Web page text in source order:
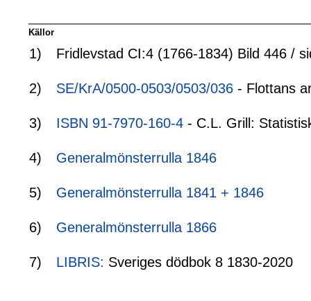
Källor
1) Fridlevstad CI:4 (1766-1834) Bild 446 /
2) SE/KrA/0500-0503/0503/036 - Flottans
3) ISBN 91-7970-160-4 - C.L. Grill:
4) Generalmönsterrulla 1846
5) Generalmönsterrulla 1841 + 1846
6) Generalmönsterrulla 1866
7) LIBRIS: Sveriges dödbok 8 1830-2020